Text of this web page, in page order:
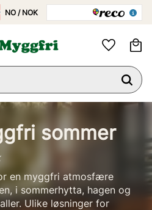
Favoritter
sommer
en myggfri atmosfære
i sommerhytta, hagen og
Ulike løsninger for